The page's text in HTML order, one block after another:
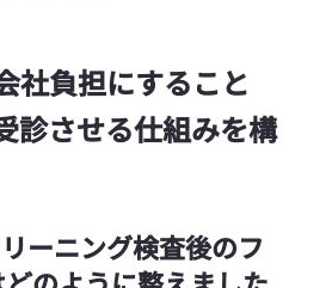
社負担にすること
診させる仕組みを構
ーニング検査後のフ